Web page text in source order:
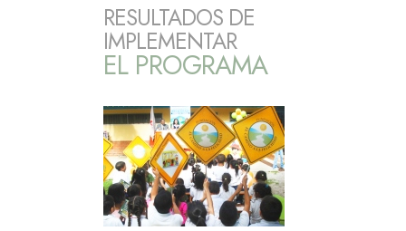
RESULTADOS DE
IMPLEMENTAR
EL PROGRAMA